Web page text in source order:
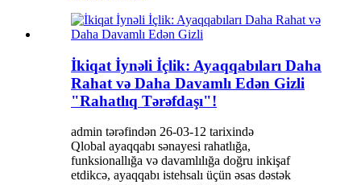
İkiqat İynəli İçlik: Ayaqqabıları Daha
Rahat və Daha Davamlı Edən Gizli
"Rahatlıq Tərəfdaşı"!
admin tərəfindən 26-03-12 tarixində
Qlobal ayaqqabı sənayesi rahatlığa,
funksionallığa və davamlılığa doğru inkişaf
etdikcə, ayaqqabı istehsalı üçün əsas dəstək